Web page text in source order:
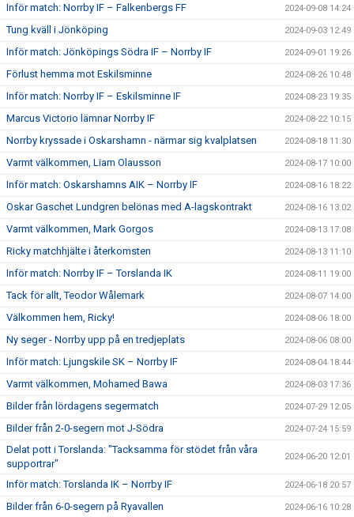
Inför match: Norrby IF – Falkenbergs FF 2024-09-08 14:24
Tung kväll i Jönköping 2024-09-03 12:49
Inför match: Jönköpings Södra IF – Norrby IF 2024-09-01 19:26
Förlust hemma mot Eskilsminne 2024-08-26 10:48
Inför match: Norrby IF – Eskilsminne IF 2024-08-23 19:35
Marcus Victorio lämnar Norrby IF 2024-08-22 10:15
Norrby kryssade i Oskarshamn - närmar sig kvalplatsen 2024-08-18 11:30
Varmt välkommen, Liam Olausson 2024-08-17 10:00
Inför match: Oskarshamns AIK – Norrby IF 2024-08-16 18:22
Oskar Gaschet Lundgren belönas med A-lagskontrakt 2024-08-16 13:02
Varmt välkommen, Mark Gorgos 2024-08-13 17:08
Ricky matchhjälte i återkomsten 2024-08-13 11:10
Inför match: Norrby IF – Torslanda IK 2024-08-11 19:00
Tack för allt, Teodor Wålemark 2024-08-07 14:00
Välkommen hem, Ricky! 2024-08-06 18:00
Ny seger - Norrby upp på en tredjeplats 2024-08-06 08:00
Inför match: Ljungskile SK – Norrby IF 2024-08-04 18:44
Varmt välkommen, Mohamed Bawa 2024-08-03 17:36
Bilder från lördagens segermatch 2024-07-29 12:05
Bilder från 2-0-segern mot J-Södra 2024-07-24 15:59
Delat pott i Torslanda: "Tacksamma för stödet från våra
supportrar"
2024-06-20 12:01
Inför match: Torslanda IK – Norrby IF 2024-06-18 20:57
Bilder från 6-0-segern på Ryavallen 2024-06-16 10:28